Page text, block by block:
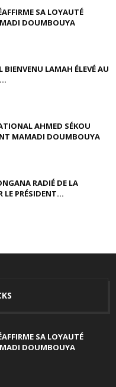
SA LOYAUTÉ
DOUMBOUYA
BIENVENU LAMAH ÉLEVÉ AU
AHMED SÉKOU
MAMADI DOUMBOUYA
RADIÉ DE LA
LE PRÉSIDENT...
SA LOYAUTÉ
DOUMBOUYA